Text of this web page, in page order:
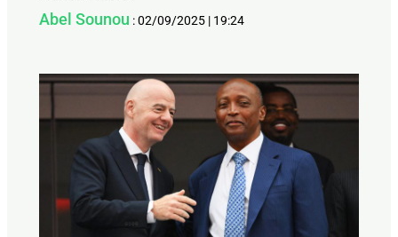
Abel Sounou :02/09/2025 | 19:24